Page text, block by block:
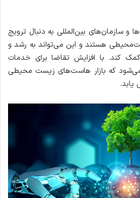
و سازمان‌های بین‌المللی به دنبال ترویج
هستند و این می‌تواند به رشد و
کند. با افزایش تقاضا برای خدمات
می‌شود که بازار هاست‌های زیست محیطی